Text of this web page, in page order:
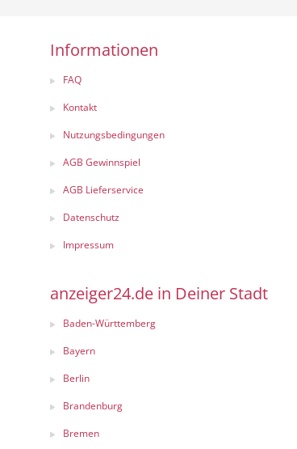
Informationen
FAQ
Kontakt
Nutzungsbedingungen
AGB Gewinnspiel
AGB Lieferservice
Datenschutz
Impressum
anzeiger24.de in Deiner Stadt
Baden-Württemberg
Bayern
Berlin
Brandenburg
Bremen